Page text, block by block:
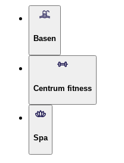
Basen
Centrum fitness
Spa